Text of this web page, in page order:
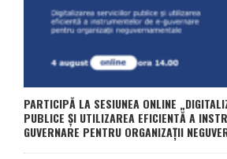
PARTICIPĂ LA SESIUNEA ONLINE
PUBLICE ȘI UTILIZAREA EFICIENTĂ A
GUVERNARE PENTRU ORGANIZAȚII